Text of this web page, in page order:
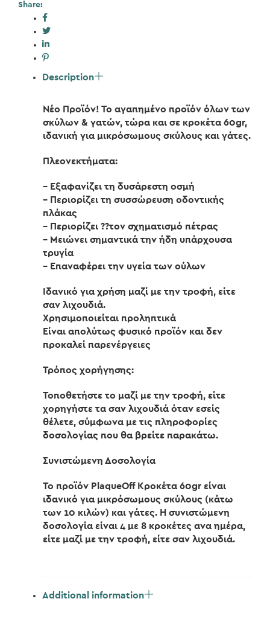
Share:
Description
Νέο Προϊόν! Το αγαπημένο προϊόν όλων των
σκύλων & γατών, τώρα και σε κροκέτα 60gr,
ιδανική για μικρόσωμους σκύλους και γάτες.
Πλεονεκτήματα:
– Εξαφανίζει τη δυσάρεστη οσμή
– Περιορίζει τη συσσώρευση οδοντικής
πλάκας
– Περιορίζει ??τον σχηματισμό πέτρας
– Μειώνει σημαντικά την ήδη υπάρχουσα
τρυγία
– Επαναφέρει την υγεία των ούλων
Ιδανικό για χρήση μαζί με την τροφή, είτε
σαν λιχουδιά.
Χρησιμοποιείται προληπτικά
Είναι απολύτως φυσικό προϊόν και δεν
προκαλεί παρενέργειες
Τρόπος χορήγησης:
Τοποθετήστε το μαζί με την τροφή, είτε
χορηγήστε τα σαν λιχουδιά όταν εσείς
θέλετε, σύμφωνα με τις πληροφορίες
δοσολογίας που θα βρείτε παρακάτω.
Συνιστώμενη Δοσολογία
Το προϊόν PlaqueOff Κροκέτα 60gr είναι
ιδανικό για μικρόσωμους σκύλους (κάτω
των 10 κιλών) και γάτες. Η συνιστώμενη
δοσολογία είναι 4 με 8 κροκέτες ανα ημέρα,
είτε μαζί με την τροφή, είτε σαν λιχουδιά.
Additional information